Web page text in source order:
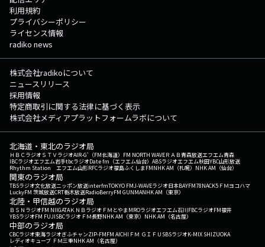
利用規約
プライバシーポリシー
ライセンス情報
radiko news
株式会社radikoについて
ニュースリリース
採用情報
特定商取引に関する法律に基づく表示
株式会社メディアプラットフォームラボについて
北海道・東北のラジオ局
ＨＢＣラジオＳＴＶラジオAIR-G'（FM北海道） FM NORTH WAVEＲＡＢ青森放送エフエム青森
IBCラジオエフエム岩手tbcラジオDate fm（エフエム仙台） ABSラジオエフエム秋田YBC山形放送
Rhythm Station エフエム山形RFCラジオ福島ふくしまFMNHK AM（札幌） NHK AM（仙台）
関東のラジオ局
TBSラジオ文化放送ニッポン放送interfmTOKYO FMJ-WAVEラジオ日本BAYFM78NACK5 ＦＭヨコハマ
LuckyFM 茨城放送CRT栃木放送RadioBerryFM GUNMANHK AM（東京）
北陸・甲信越のラジオ局
ＢＳＮラジオFM NIIGATAＫＮＢラジオ ＦＭとやまMROラジオエフエム石川FBCラジオFM福井
YBSラジオFM FUJISBCラジオ ＦＭ長野NHK AM（東京） NHK AM（名古屋）
中部のラジオ局
CBCラジオ東海ラジオぎふチャンZIP-FMFM AICHI ＦＭ ＧＩＦＵ SBSラジオK-MIX SHIZUOKA
レディオキューブ ＦＭ三重NHK AM（名古屋）